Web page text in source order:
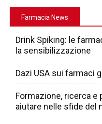
Farmacia News
Drink Spiking: le
la sensibilizzazione
Dazi USA sui farmaci
Formazione, ricerca e
aiutare nelle sfide del